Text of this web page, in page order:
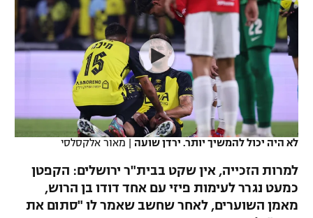
VOD
רץ ברשת
תוצאות
לוח שידורים
נבחרת ישראל
מכבי חיפה
בית"ר ירושלים
מכבי תל אביב
הפועל חיפה
ליגה ספרדית
ליגה איטלקית
ליגה צרפתית
ליגה הולנדית
ליגה טורקית
כדורסל נשים
מכבי תל אביב
הפועל חולון
הפועל ירושלים
דני אבדיה
יורוליג
יורוקאפ
טניס
כדוריד
כדורעף
שחייה
ג'ודו
אגרוף
לא היה יכול להמשיך יותר. ירדן שועה | מאור אלקסלסי
למרות הזכייה, אין שקט בבית"ר ירושלים: הקפטן
כמעט נגרר לעימות פיזי עם אחד דודו בן הרוש,
מאמן השוערים, לאחר שחשב שאמר לו "סתום את